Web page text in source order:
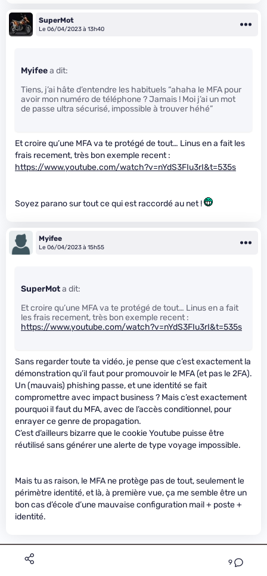
9
SuperMot
Le 06/04/2023 à 13h40
Myifeea dit:
Tiens, j’ai hâte d’entendre les habituels “ahaha le MFA pour
avoir mon numéro de téléphone ? Jamais ! Moi j’ai un mot
de passe ultra sécurisé, impossible à trouver héhé”
Et croire qu’une MFA va te protégé de tout… Linus en a fait les
frais recement, très bon exemple recent :
https://www.youtube.com/watch?v=nYdS3FIu3rI&t=535s
Soyez parano sur tout ce qui est raccordé au net !
Myifee
Le 06/04/2023 à 15h55
SuperMota dit:
Et croire qu’une MFA va te protégé de tout… Linus en a fait
les frais recement, très bon exemple recent :
https://www.youtube.com/watch?v=nYdS3FIu3rI&t=535s
Sans regarder toute ta vidéo, je pense que c’est exactement la
démonstration qu’il faut pour promouvoir le MFA (et pas le 2FA).
Un (mauvais) phishing passe, et une identité se fait
compromettre avec impact business ? Mais c’est exactement
pourquoi il faut du MFA, avec de l’accès conditionnel, pour
enrayer ce genre de propagation.
C’est d’ailleurs bizarre que le cookie Youtube puisse être
réutilisé sans générer une alerte de type voyage impossible.
Mais tu as raison, le MFA ne protège pas de tout, seulement le
périmètre identité, et là, à première vue, ça me semble être un
bon cas d’école d’une mauvaise configuration mail + poste +
identité.